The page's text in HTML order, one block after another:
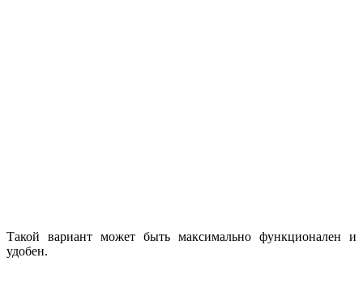
Такой вариант может быть максимально функционален и
удобен.